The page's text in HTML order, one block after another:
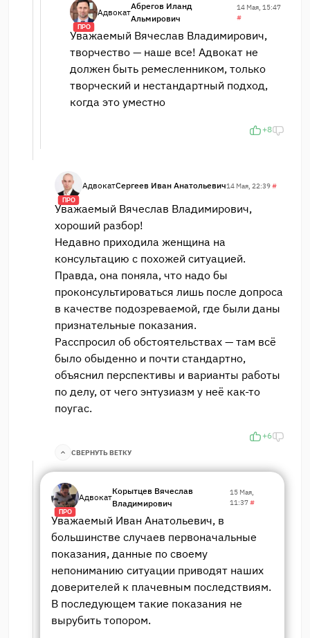
ПРО
Адвокат
Абрегов Иланд
Альмирович
14 Мая, 15:47
#
Уважаемый Вячеслав Владимирович,
творчество — наше все! Адвокат не
должен быть ремесленником, только
творческий и нестандартный подход,
когда это уместно
+8
ПРО
АдвокатСергеев Иван Анатольевич14 Мая, 22:39#
Уважаемый Вячеслав Владимирович,
хороший разбор!
Недавно приходила женщина на
консультацию с похожей ситуацией.
Правда, она поняла, что надо бы
проконсультироваться лишь после допроса
в качестве подозреваемой, где были даны
признательные показания.
Расспросил об обстоятельствах — там всё
было обыденно и почти стандартно,
объяснил перспективы и варианты работы
по делу, от чего энтузиазм у неё как-то
поугас.
+6
СВЕРНУТЬ ВЕТКУ
ПРО
Адвокат
Корытцев Вячеслав
Владимирович
15 Мая,
11:37#
Уважаемый Иван Анатольевич, в
большинстве случаев первоначальные
показания, данные по своему
непониманию ситуации приводят наших
доверителей к плачевным последствиям.
В последующем такие показания не
вырубить топором.